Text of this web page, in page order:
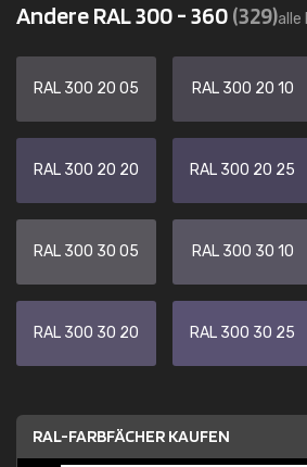
Andere RAL 300 - 360(329)alle
RAL 300 20 05 RAL 300 20 10
RAL 300 20 20 RAL 300 20 25
RAL 300 30 05 RAL 300 30 10
RAL 300 30 20 RAL 300 30 25
RAL-FARBFÄCHER KAUFEN